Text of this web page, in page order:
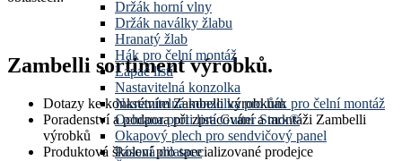
Držák horní vlny
Držák naválky žlabu
Hranatý žlab
Hák pro čelní montáž
Lapač listí
Nastavitelná konzolka
Nastavitelná konzolka pro hák pro čelní montáž
Ochrana proti listí Gutter Stark®
Okapový plech pro sendvičový panel
Pásová dilatace
Zambelli sortiment výrobků.
Dotazy ke konkrétnímZambelli výrobkům
Poradenství a podpora při zpracování a montáži Zambelli
výrobků
Produktová školení pro specializované prodejce